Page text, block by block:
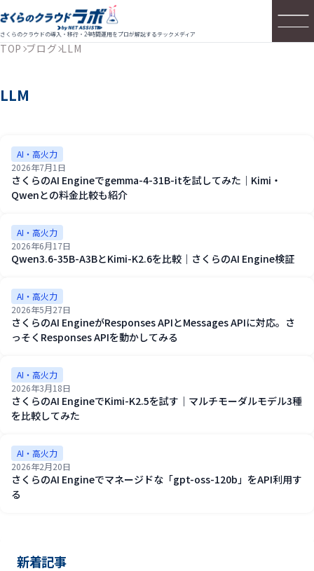
さくらのクラウドの導入・移行・24時間運用をプロが解説するテックメディア
TOP ブログ LLM
LLM
AI・高火力
2026年7月1日
さくらのAI Engineでgemma-4-31B-itを試してみた｜Kimi・
Qwenとの料金比較も紹介
AI・高火力
2026年6月17日
Qwen3.6-35B-A3BとKimi-K2.6を比較｜さくらのAI Engine検証
AI・高火力
2026年5月27日
さくらのAI EngineがResponses APIとMessages APIに対応。さ
っそくResponses APIを動かしてみる
AI・高火力
2026年3月18日
さくらのAI EngineでKimi-K2.5を試す｜マルチモーダルモデル3種
を比較してみた
AI・高火力
2026年2月20日
さくらのAI Engineでマネージドな「gpt-oss-120b」をAPI利用す
る
新着記事